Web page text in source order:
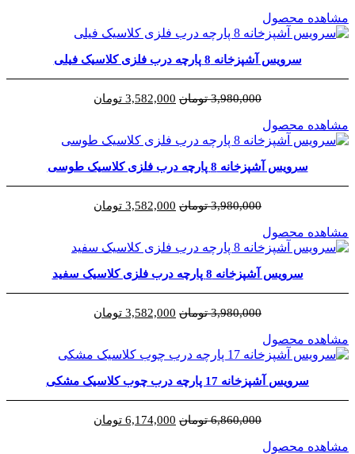
بود.
است.
مشاهده محصول
سرویس آشپزخانه 8 پارچه درب فلزی کلاسیک فیلی
3,980,000 تومان قیمت
بود.
3,582,000 تومان
است.
مشاهده محصول
سرویس آشپزخانه 8 پارچه درب فلزی کلاسیک طوسی
3,980,000 تومان قیمت
بود.
3,582,000 تومان
است.
مشاهده محصول
سرویس آشپزخانه 8 پارچه درب فلزی کلاسیک سفید
3,980,000 تومان قیمت
بود.
3,582,000 تومان
است.
مشاهده محصول
سرویس آشپزخانه 17 پارچه درب چوب کلاسیک مشکی
6,860,000 تومان قیمت
6,174,000 تومان
مشاهده محصول